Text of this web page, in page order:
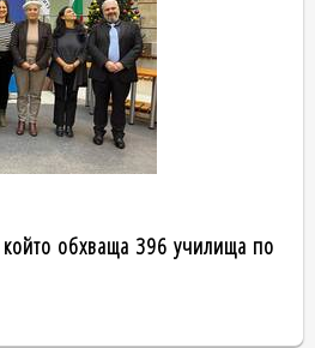
който обхваща 396 училища по